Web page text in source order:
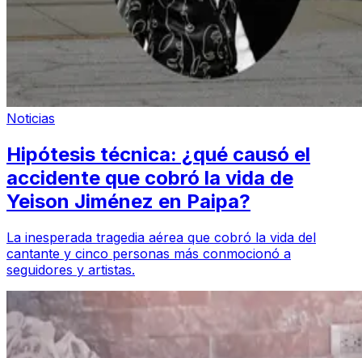
Noticias
Hipótesis técnica: ¿qué causó el
accidente que cobró la vida de
Yeison Jiménez en Paipa?
La inesperada tragedia aérea que cobró la vida del
cantante y cinco personas más conmocionó a
seguidores y artistas.